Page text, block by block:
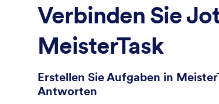
Verbinden Sie
MeisterTask
Erstellen Sie Aufgaben in
Antworten